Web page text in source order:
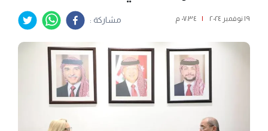
١٩ نوفمبر ٢٠٢٤ | ٠٧:٣٤ م مشاركة :